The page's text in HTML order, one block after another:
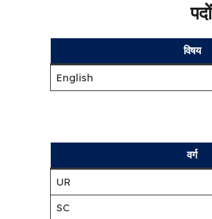
विषय
English
वर्ग
UR
SC